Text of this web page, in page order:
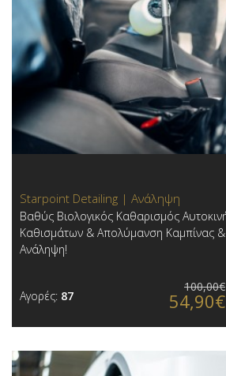
Starpoint Detailing | Ανάληψη
Βαθύς Βιολογικός Καθαρισμός
Καθισμάτων & Απολύμανση Καμπίνας
Ανάληψη!
Αγορές: 87
100,00€
54,90€